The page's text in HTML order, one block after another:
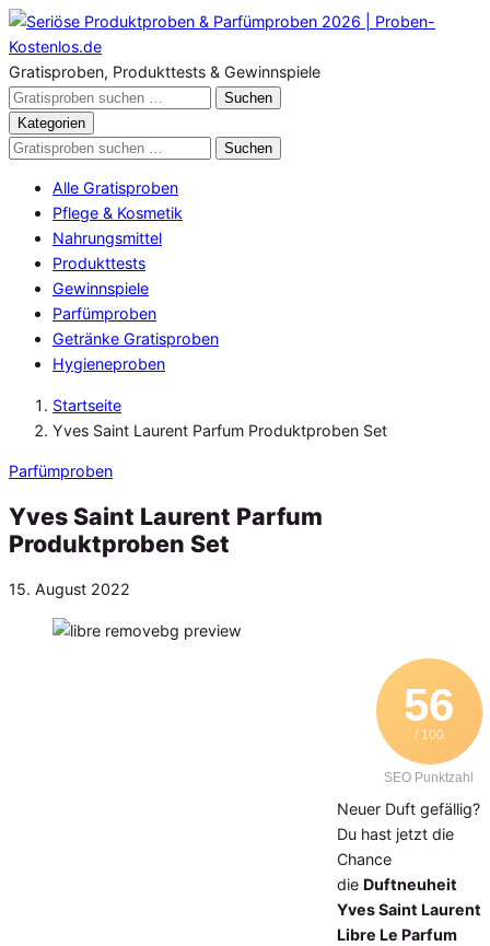
Zum
Inhalt
springen
Gratisproben, Produkttests & Gewinnspiele
Gratisproben
durchsuchen
Suchen
Kategorien
Gratisproben
Suchen
Alle Gratisproben
Pflege & Kosmetik
Nahrungsmittel
Produkttests
Gewinnspiele
Parfümproben
Getränke Gratisproben
Hygieneproben
Startseite
Yves Saint Laurent Parfum Produktproben Set
Parfümproben
Yves Saint Laurent Parfum
Produktproben Set
Veröffentlicht
15. August 2022
56
/ 100
SEO Punktzahl
Neuer Duft gefällig?
Du hast jetzt die
Chance
die Duftneuheit
Yves Saint Laurent
Libre Le Parfum